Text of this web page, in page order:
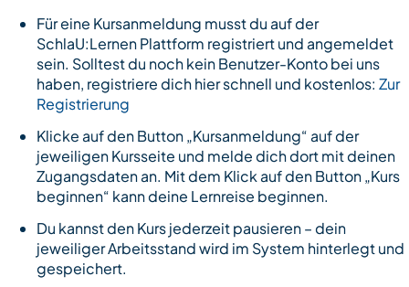
Für eine Kursanmeldung musst du auf der
SchlaU:Lernen Plattform registriert und angemeldet
sein. Solltest du noch kein Benutzer-Konto bei uns
haben, registriere dich hier schnell und kostenlos: Zur
Registrierung
Klicke auf den Button „Kursanmeldung“ auf der
jeweiligen Kursseite und melde dich dort mit deinen
Zugangsdaten an. Mit dem Klick auf den Button „Kurs
beginnen“ kann deine Lernreise beginnen.
Du kannst den Kurs jederzeit pausieren – dein
jeweiliger Arbeitsstand wird im System hinterlegt und
gespeichert.